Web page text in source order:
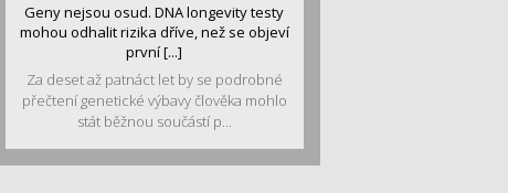
Geny nejsou osud. DNA longevity testy
mohou odhalit rizika dříve, než se objeví
první [...]
Za deset až patnáct let by se podrobné
přečtení genetické výbavy člověka mohlo
stát běžnou součástí p...